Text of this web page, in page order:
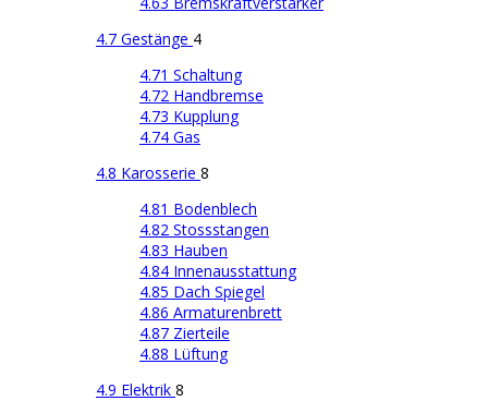
4.7 Gestänge 4
4.71 Schaltung
4.72 Handbremse
4.73 Kupplung
4.74 Gas
4.8 Karosserie 8
4.81 Bodenblech
4.82 Stossstangen
4.83 Hauben
4.84 Innenausstattung
4.85 Dach Spiegel
4.86 Armaturenbrett
4.87 Zierteile
4.88 Lüftung
4.9 Elektrik 8